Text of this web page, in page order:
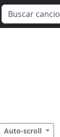
Auto-scroll